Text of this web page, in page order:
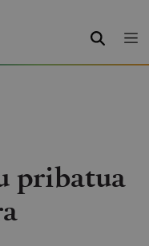
BILATU
pribatua